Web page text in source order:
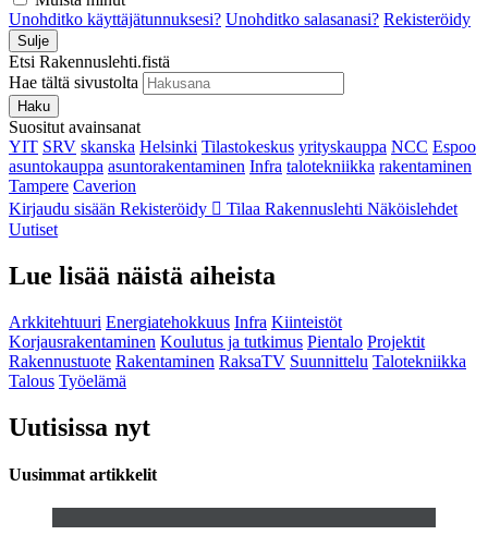
Unohditko käyttäjätunnuksesi? Unohditko salasanasi? Rekisteröidy
Sulje
Etsi Rakennuslehti.fistä
Hae tältä sivustolta
Haku
Suositut avainsanat
YIT SRV skanska Helsinki Tilastokeskus yrityskauppa NCC Espoo
asuntokauppa asuntorakentaminen Infra talotekniikka rakentaminen
Tampere Caverion
Kirjaudu sisään Rekisteröidy Tilaa Rakennuslehti Näköislehdet
Uutiset
Lue lisää näistä aiheista
Arkkitehtuuri Energiatehokkuus Infra Kiinteistöt
Korjausrakentaminen Koulutus ja tutkimus Pientalo Projektit
Rakennustuote Rakentaminen RaksaTV Suunnittelu Talotekniikka
Talous Työelämä
Uutisissa nyt
Uusimmat artikkelit